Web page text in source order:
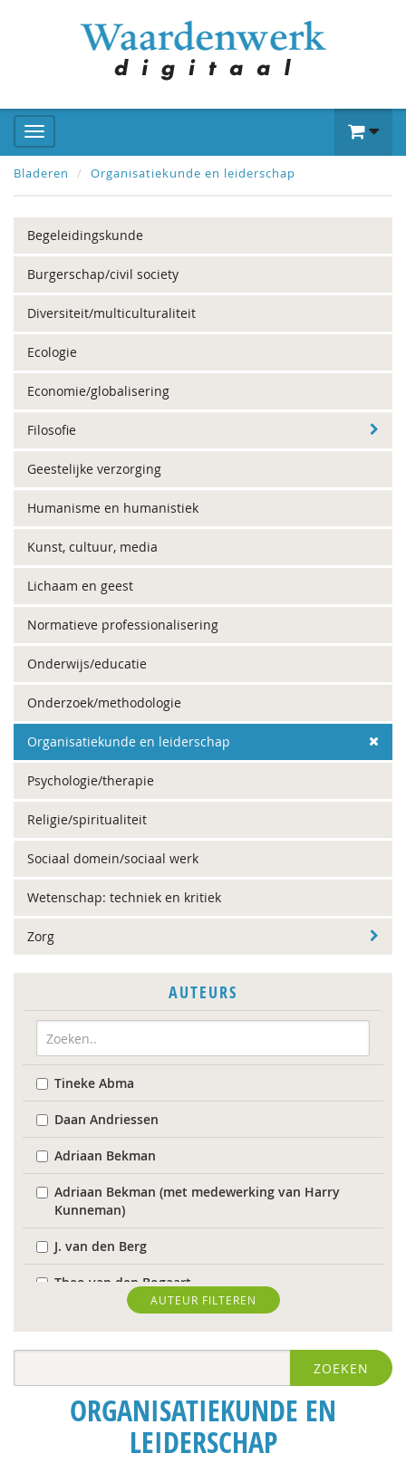
Bladeren Organisatiekunde en leiderschap
Begeleidingskunde
Burgerschap/civil society
Diversiteit/multiculturaliteit
Ecologie
Economie/globalisering
Filosofie
Geestelijke verzorging
Humanisme en humanistiek
Kunst, cultuur, media
Lichaam en geest
Normatieve professionalisering
Onderwijs/educatie
Onderzoek/methodologie
Organisatiekunde en leiderschap
Psychologie/therapie
Religie/spiritualiteit
Sociaal domein/sociaal werk
Wetenschap: techniek en kritiek
Zorg
AUTEURS
Tineke Abma
Daan Andriessen
Adriaan Bekman
Adriaan Bekman (met medewerking van Harry
Kunneman)
J. van den Berg
Theo van den Bogaart
Antoinette Bolscher
Herman van den Bosch
R. Brohm
Richard Brons
AUTEUR FILTEREN
ZOEKEN
ORGANISATIEKUNDE EN
LEIDERSCHAP